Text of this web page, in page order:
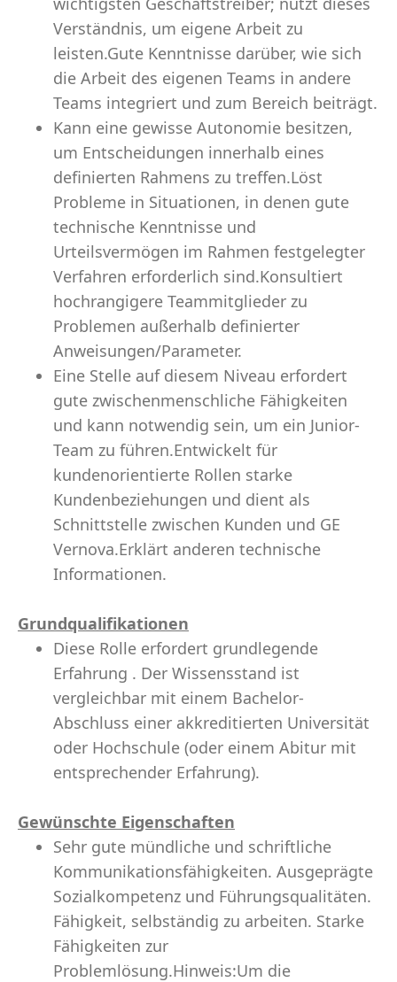
Verständnis, um eigene Arbeit zu
leisten.Gute Kenntnisse darüber, wie sich
die Arbeit des eigenen Teams in andere
Teams integriert und zum Bereich beiträgt.
Kann eine gewisse Autonomie besitzen,
um Entscheidungen innerhalb eines
definierten Rahmens zu treffen.Löst
Probleme in Situationen, in denen gute
technische Kenntnisse und
Urteilsvermögen im Rahmen festgelegter
Verfahren erforderlich sind.Konsultiert
hochrangigere Teammitglieder zu
Problemen außerhalb definierter
Anweisungen/Parameter.
Eine Stelle auf diesem Niveau erfordert
gute zwischenmenschliche Fähigkeiten
und kann notwendig sein, um ein Junior-
Team zu führen.Entwickelt für
kundenorientierte Rollen starke
Kundenbeziehungen und dient als
Schnittstelle zwischen Kunden und GE
Vernova.Erklärt anderen technische
Informationen.
Grundqualifikationen
Diese Rolle erfordert grundlegende
Erfahrung . Der Wissensstand ist
vergleichbar mit einem Bachelor-
Abschluss einer akkreditierten Universität
oder Hochschule (oder einem Abitur mit
entsprechender Erfahrung).
Gewünschte Eigenschaften
Sehr gute mündliche und schriftliche
Kommunikationsfähigkeiten. Ausgeprägte
Sozialkompetenz und Führungsqualitäten.
Fähigkeit, selbständig zu arbeiten. Starke
Fähigkeiten zur
Problemlösung.Hinweis:Um die